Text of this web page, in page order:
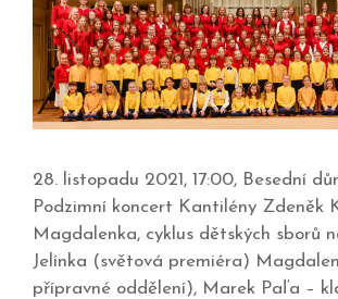
28. listopadu 2021, 17:00, Besední
Podzimní koncert Kantilény Zdeněk
Magdalenka, cyklus dětských sborů
Jelínka (světová premiéra)
přípravné oddělení), Marek Paľa –